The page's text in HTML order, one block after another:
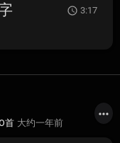
3:17
首 大约一年前